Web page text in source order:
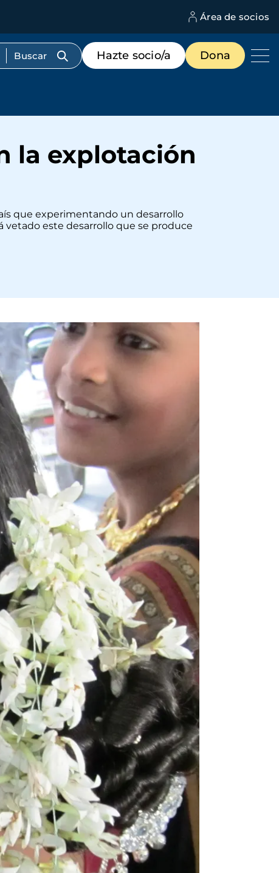
Área de socios
Menú
de
destacados
Hazte socio/a Dona
la explotación
que experimentando un desarrollo
vetado este desarrollo que se produce